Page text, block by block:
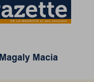
Magaly Macia